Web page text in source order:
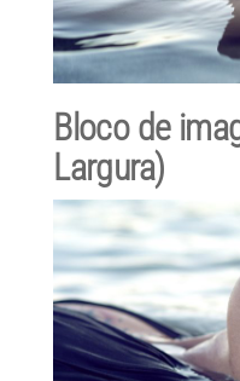
Bloco de
Largura)